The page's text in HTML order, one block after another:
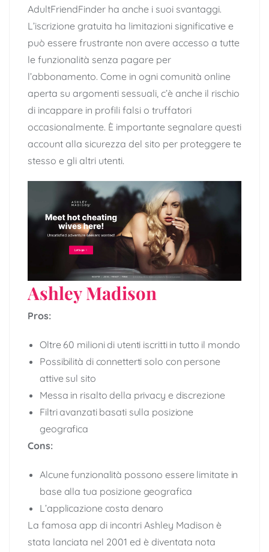
AdultFriendFinder ha anche i suoi svantaggi.
L’iscrizione gratuita ha limitazioni significative e
può essere frustrante non avere accesso a tutte
le funzionalità senza pagare per
l’abbonamento. Come in ogni comunità online
aperta su argomenti sessuali, c’è anche il rischio
di incappare in profili falsi o truffatori
occasionalmente. È importante segnalare questi
account alla sicurezza del sito per proteggere te
stesso e gli altri utenti.
Ashley Madison
Pros:
Oltre 60 milioni di utenti iscritti in tutto il mondo
Possibilità di connetterti solo con persone
attive sul sito
Messa in risalto della privacy e discrezione
Filtri avanzati basati sulla posizione
geografica
Cons:
Alcune funzionalità possono essere limitate in
base alla tua posizione geografica
L’applicazione costa denaro
La famosa app di incontri Ashley Madison è
stata lanciata nel 2001 ed è diventata nota